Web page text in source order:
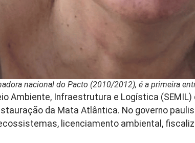
nacional do Pacto (2010/2012), é a primeira
Ambiente, Infraestrutura e Logística
da Mata Atlântica. No governo
licenciamento ambiental,